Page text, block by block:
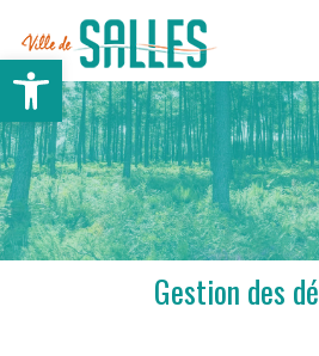
Ouvrir la barre d’outils
Gestion des